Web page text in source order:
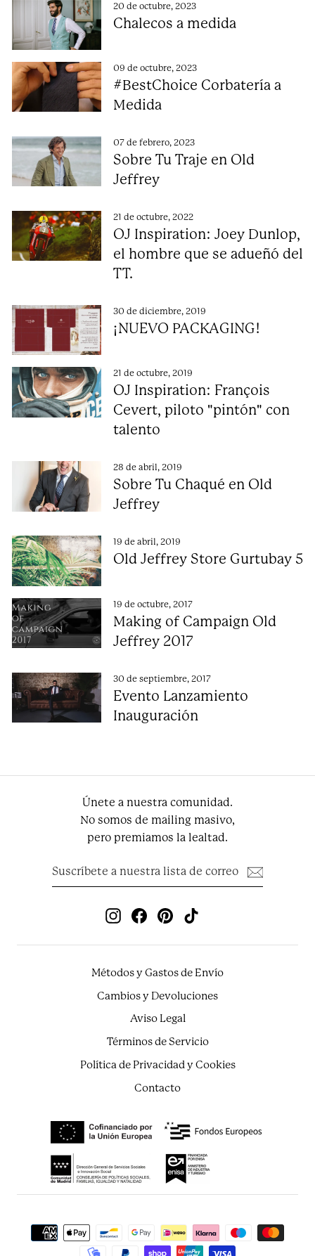
20 de octubre, 2023
Chalecos a medida
09 de octubre, 2023
#BestChoice Corbatería a
Medida
07 de febrero, 2023
Sobre Tu Traje en Old
Jeffrey
21 de octubre, 2022
OJ Inspiration: Joey Dunlop,
el hombre que se adueñó del
TT.
30 de diciembre, 2019
¡NUEVO PACKAGING!
21 de octubre, 2019
OJ Inspiration: François
Cevert, piloto "pintón" con
talento
28 de abril, 2019
Sobre Tu Chaqué en Old
Jeffrey
19 de abril, 2019
Old Jeffrey Store Gurtubay 5
19 de octubre, 2017
Making of Campaign Old
Jeffrey 2017
30 de septiembre, 2017
Evento Lanzamiento
Inauguración
Únete a nuestra comunidad.
No somos de mailing masivo,
pero premiamos la lealtad.
Instagram
FacebookPinterest
Métodos y Gastos de Envío
Cambios y Devoluciones
Aviso Legal
Términos de Servicio
Política de Privacidad y Cookies
Contacto